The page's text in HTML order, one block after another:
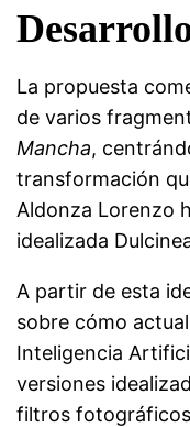
La propuesta
de varios
Mancha,
transformación
Aldonza Lorenzo
idealizada
A partir de esta
sobre cómo
Inteligencia
versiones
filtros